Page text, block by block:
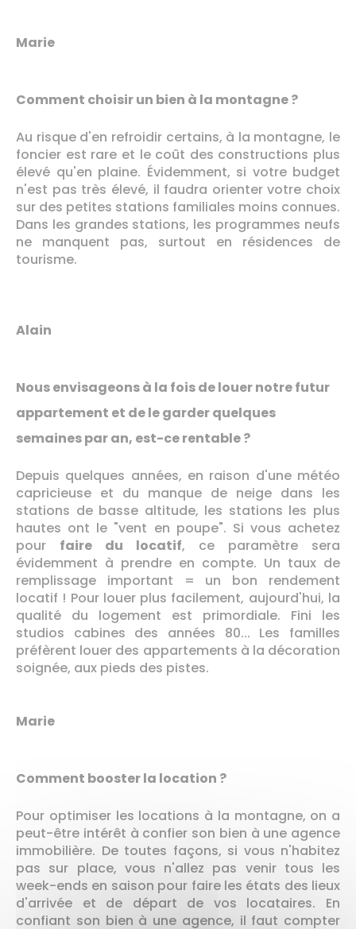
Marie
Comment choisir un bien à la montagne ?
Au risque d'en refroidir certains, à la montagne, le
foncier est rare et le coût des constructions plus
élevé qu'en plaine. Évidemment, si votre budget
n'est pas très élevé, il faudra orienter votre choix
sur des petites stations familiales moins connues.
Dans les grandes stations, les programmes neufs
ne manquent pas, surtout en résidences de
tourisme.
Alain
Nous envisageons à la fois de louer notre futur
appartement et de le garder quelques
semaines par an, est-ce rentable ?
Depuis quelques années, en raison d'une météo
capricieuse et du manque de neige dans les
stations de basse altitude, les stations les plus
hautes ont le "vent en poupe". Si vous achetez
pour faire du locatif, ce paramètre sera
évidemment à prendre en compte. Un taux de
remplissage important = un bon rendement
locatif ! Pour louer plus facilement, aujourd'hui, la
qualité du logement est primordiale. Fini les
studios cabines des années 80... Les familles
préfèrent louer des appartements à la décoration
soignée, aux pieds des pistes.
Marie
Comment booster la location ?
Pour optimiser les locations à la montagne, on a
peut-être intérêt à confier son bien à une agence
immobilière. De toutes façons, si vous n'habitez
pas sur place, vous n'allez pas venir tous les
week-ends en saison pour faire les états des lieux
d'arrivée et de départ de vos locataires. En
confiant son bien à une agence, il faut compter